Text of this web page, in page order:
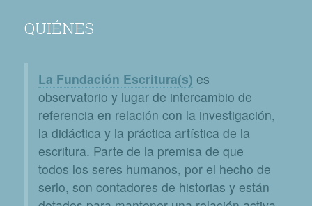
QUIÉNES
La Fundación Escritura(s) es
observatorio y lugar de intercambio de
referencia en relación con la investigación,
la didáctica y la práctica artística de la
escritura. Parte de la premisa de que
todos los seres humanos, por el hecho de
serlo, son contadores de historias y están